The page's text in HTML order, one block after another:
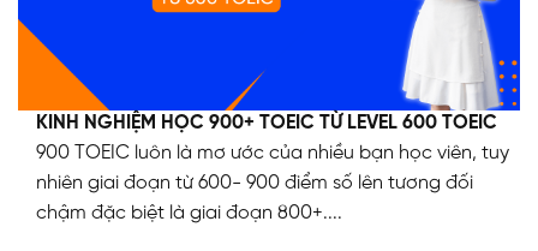
KINH NGHIỆM HỌC 900+ TOEIC TỪ LEVEL 600 TOEIC
900 TOEIC luôn là mơ ước của nhiều bạn học viên, tuy
nhiên giai đoạn từ 600- 900 điểm số lên tương đối
chậm đặc biệt là giai đoạn 800+....